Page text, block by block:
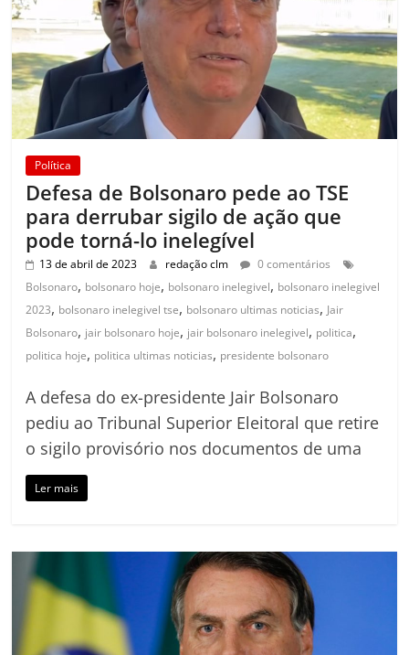
Política
Defesa de Bolsonaro pede ao TSE
para derrubar sigilo de ação que
pode torná-lo inelegível
13 de abril de 2023 redação clm
0 comentários
Bolsonaro, bolsonaro hoje, bolsonaro inelegivel, bolsonaro inelegivel
2023, bolsonaro inelegivel tse, bolsonaro ultimas noticias, Jair
Bolsonaro, jair bolsonaro hoje, jair bolsonaro inelegivel, politica,
politica hoje, politica ultimas noticias, presidente bolsonaro
A defesa do ex-presidente Jair Bolsonaro
pediu ao Tribunal Superior Eleitoral que retire
o sigilo provisório nos documentos de uma
Ler mais